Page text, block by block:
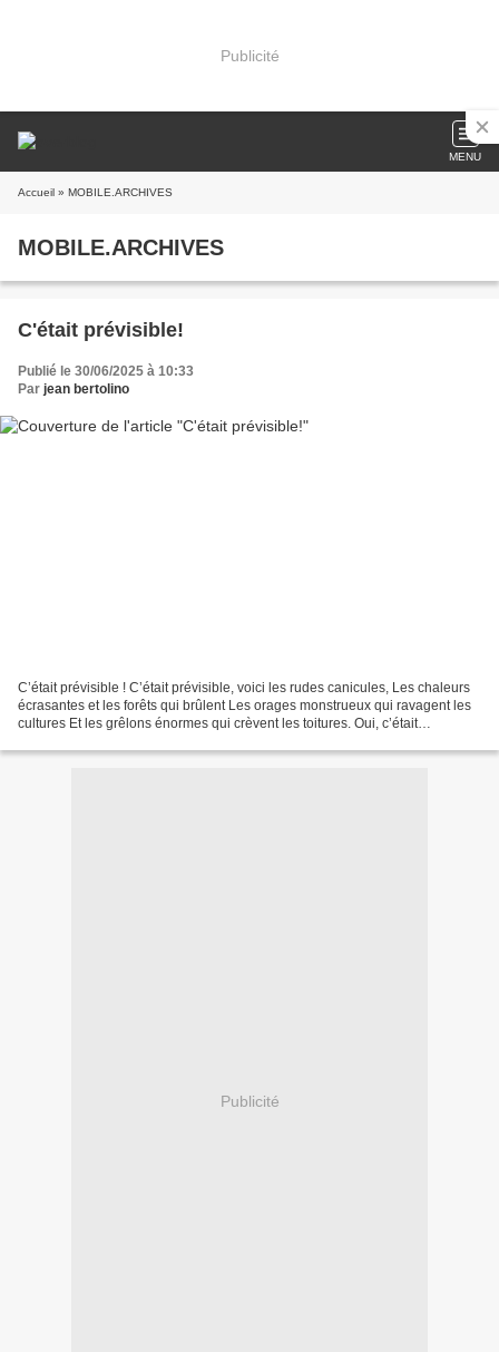
Publicité
MENU
Accueil » MOBILE.ARCHIVES
MOBILE.ARCHIVES
C'était prévisible!
Publié le 30/06/2025 à 10:33
Par jean bertolino
C’était prévisible ! C’était prévisible, voici les rudes canicules, Les chaleurs
écrasantes et les forêts qui brûlent Les orages monstrueux qui ravagent les
cultures Et les grêlons énormes qui crèvent les toitures. Oui, c’était
Publicité